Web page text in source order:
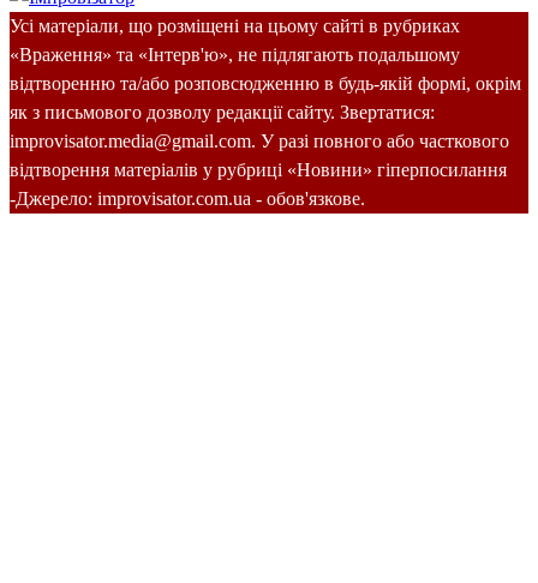
Усі матеріали, що розміщені на цьому сайті в рубриках
«Враження» та «Інтерв'ю», не підлягають подальшому
відтворенню та/або розповсюдженню в будь-якій формі, окрім
як з письмового дозволу редакції сайту. Звертатися:
improvisator.media@gmail.com. У разі повного або часткового
відтворення матеріалів у рубриці «Новини» гіперпосилання
-Джерело: improvisator.com.ua - обов'язкове.